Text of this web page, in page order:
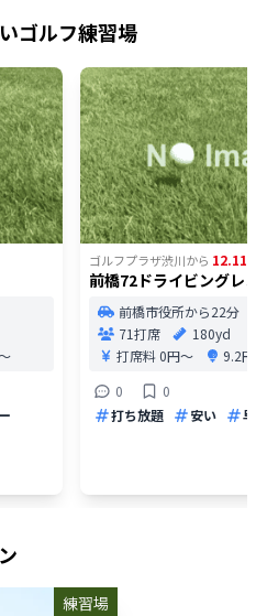
ゴルフ練習場
ゴルフプラザ渋川から 12.11
前橋72ドライビングレ
前橋市役所から22分
71打席
180yd
打席料0円〜
9.2
0
0
打ち放題
安い
練習場